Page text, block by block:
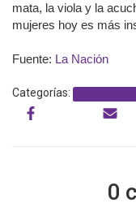
mata, la viola y la
mujeres hoy es más
Fuente: La Nación
Categorías:
0